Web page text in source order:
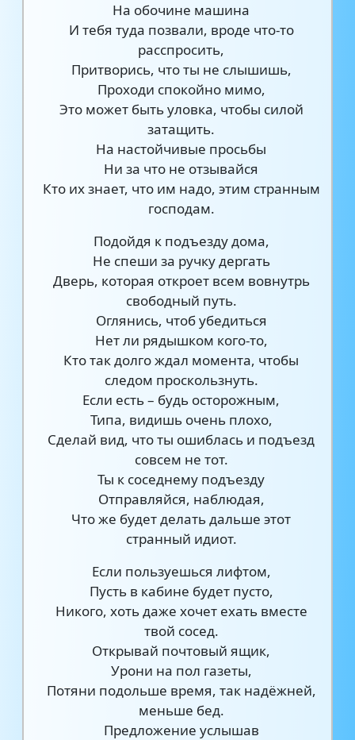
На обочине машина
И тебя туда позвали, вроде что-то
расспросить,
Притворись, что ты не слышишь,
Проходи спокойно мимо,
Это может быть уловка, чтобы силой
затащить.
На настойчивые просьбы
Ни за что не отзывайся
Кто их знает, что им надо, этим странным
господам.
Подойдя к подъезду дома,
Не спеши за ручку дергать
Дверь, которая откроет всем вовнутрь
свободный путь.
Оглянись, чтоб убедиться
Нет ли рядышком кого-то,
Кто так долго ждал момента, чтобы
следом проскользнуть.
Если есть – будь осторожным,
Типа, видишь очень плохо,
Сделай вид, что ты ошиблась и подъезд
совсем не тот.
Ты к соседнему подъезду
Отправляйся, наблюдая,
Что же будет делать дальше этот
странный идиот.
Если пользуешься лифтом,
Пусть в кабине будет пусто,
Никого, хоть даже хочет ехать вместе
твой сосед.
Открывай почтовый ящик,
Урони на пол газеты,
Потяни подольше время, так надёжней,
меньше бед.
Предложение услышав